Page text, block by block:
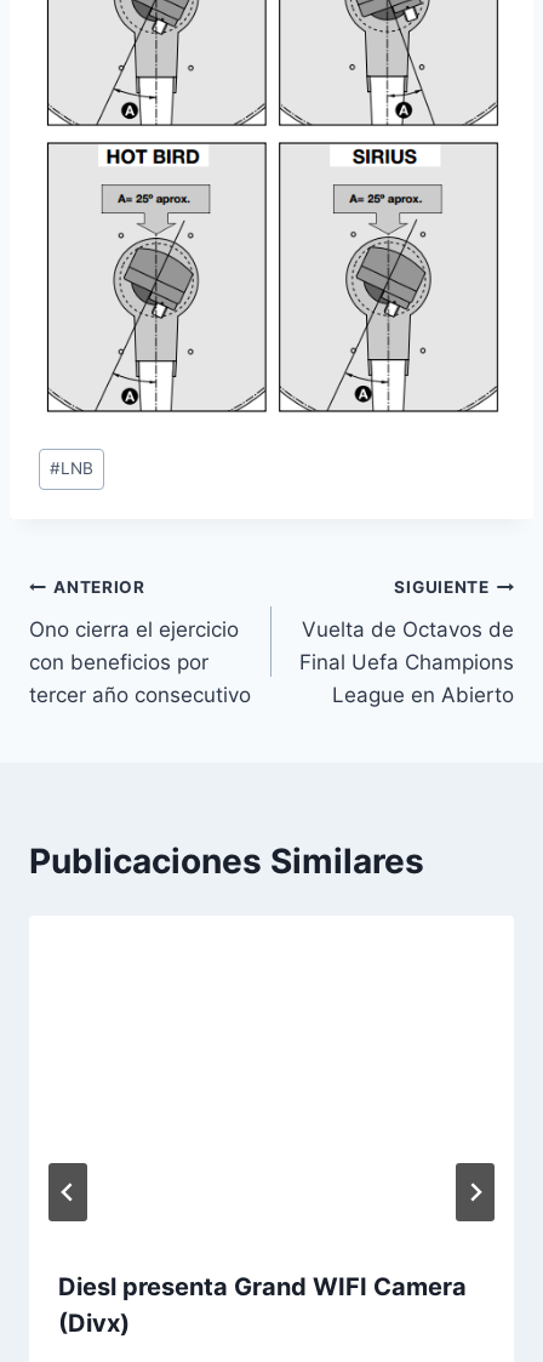
Etiquetas
de
#LNB
Navegación
de
entradas
ANTERIOR
Ono cierra el ejercicio
con beneficios por
tercer año consecutivo
SIGUIENTE
Vuelta de Octavos de
Final Uefa Champions
League en Abierto
Publicaciones Similares
Diesl presenta Grand WIFI Camera
(Divx)